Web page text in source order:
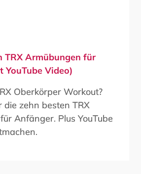
TRX Armübungen für
YouTube Video)
Oberkörper Workout?
zehn besten TRX
Anfänger. Plus YouTube